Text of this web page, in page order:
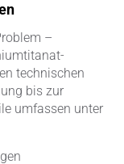
–
technischen
bis zur
umfassen unter